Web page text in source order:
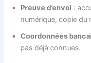
Preuve d’envoi :
numérique, copie du
Coordonnées
pas déjà connues.